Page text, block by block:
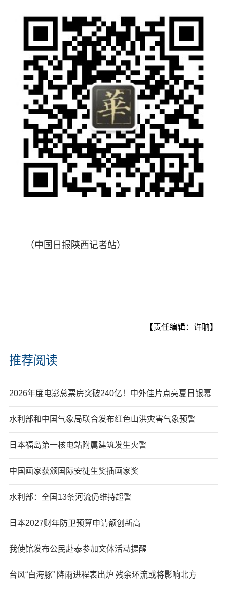
（中国日报陕西记者站）
【责任编辑：许聃】
推荐阅读
2026年度电影总票房突破240亿！中外佳片点亮夏日银幕
水利部和中国气象局联合发布红色山洪灾害气象预警
日本福岛第一核电站附属建筑发生火警
中国画家获颁国际安徒生奖插画家奖
水利部：全国13条河流仍维持超警
日本2027财年防卫预算申请额创新高
我使馆发布公民赴泰参加文体活动提醒
台风“白海豚” 降雨进程表出炉 残余环流或将影响北方